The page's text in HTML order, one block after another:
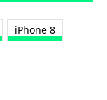
iPhone 8